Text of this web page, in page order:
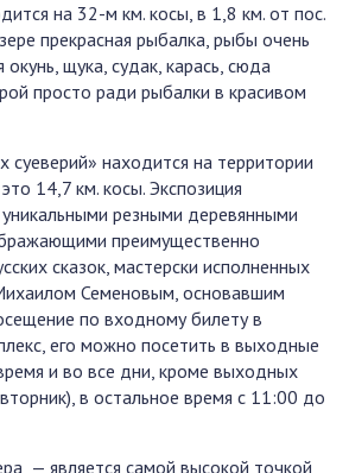
на 32-м км. косы, в 1,8 км. от пос.
прекрасная рыбалка, рыбы очень
окунь, щука, судак, карась, сюда
просто ради рыбалки в красивом
суеверий» находится на территории
14,7 км. косы. Экспозиция
резными деревянными
преимущественно
сказок, мастерски исполненных
Семеновым, основавшим
по входному билету в
его можно посетить в выходные
и во все дни, кроме выходных
в остальное время с 11:00 до
— является самой высокой точкой